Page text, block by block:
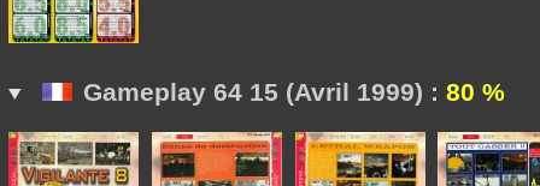
Gameplay 64 15 (Avril 1999) : 80 %